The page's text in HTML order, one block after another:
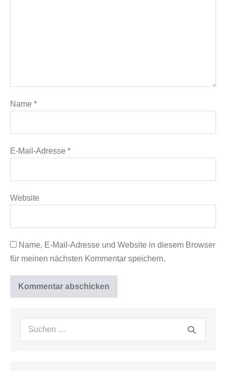
Name *
E-Mail-Adresse *
Website
Name, E-Mail-Adresse und Website in diesem Browser
für meinen nächsten Kommentar speichern.
Suche